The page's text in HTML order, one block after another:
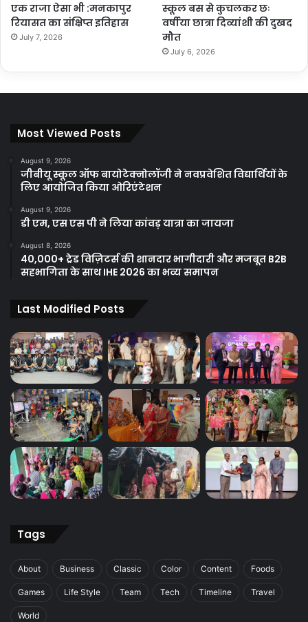
एक राजा ऐसा भी :मनकापुर
रियासत का संक्षिप्त इतिहास
July 7, 2026
स्कूल बस से कुचलकर छः
वर्षीया छात्रा दिव्यांशी की दुखद
मौत
July 6, 2026
Most Viewed Posts
August 9, 2026
जीबीयू स्कूल ऑफ बायोटेक्नोलॉजी ने नवप्रवेशित विद्यार्थियों के
लिए आयोजित किया ओरिएंटेशन
August 9, 2026
डी एम, एस एस पी ने लिया कांवड़ यात्रा का जायजा
August 8, 2026
40,000+ ट्रेड विज़िटर्स की शानदार भागीदारी और मजबूत B2B
सहभागिता के साथ IHE 2026 का भव्य समापन
Last Modified Posts
Tags
About Business Classic Color Content Foods
Games Life Style Team Tech Timeline Travel
World